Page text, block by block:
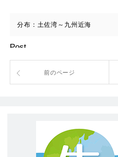
分布：土佐湾～九州近海
Post
前のページ